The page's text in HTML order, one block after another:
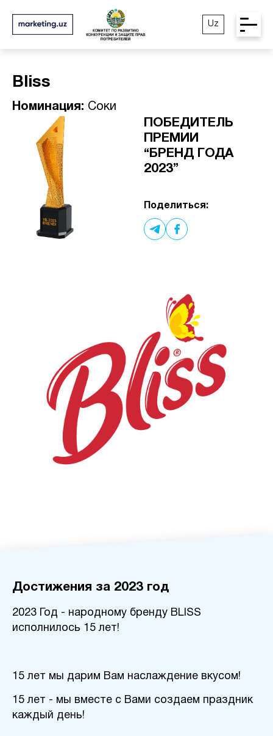
Uz
Bliss
Номинация: Соки
ПОБЕДИТЕЛЬ
ПРЕМИИ
“БРЕНД ГОДА
2023”
Поделиться:
Достижения за 2023 год
2023 Год - народному бренду BLISS
исполнилось 15 лет!
15 лет мы дарим Вам наслаждение вкусом!
15 лет - мы вместе с Вами создаем праздник
каждый день!